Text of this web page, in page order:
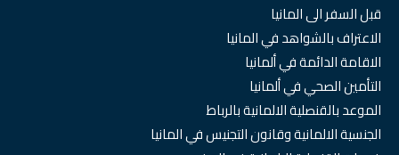
قبل السفر الى المانيا
الاعتراف بالشواهد في المانيا
الاقامة الدائمة في ألمانيا
التأمين الصحي في ألمانيا
الموعد بالقنصلية الالمانية بالرباط
الجنسية الالمانية وقانون التجنيس في المانيا